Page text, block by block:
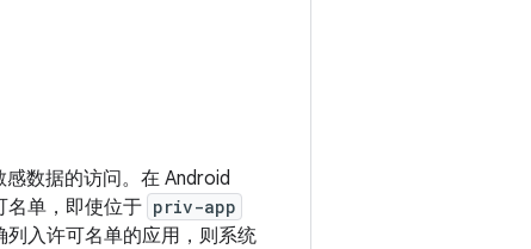
数据的访问。在 Android
名单，即使位于 priv-app
入许可名单的应用，则系统